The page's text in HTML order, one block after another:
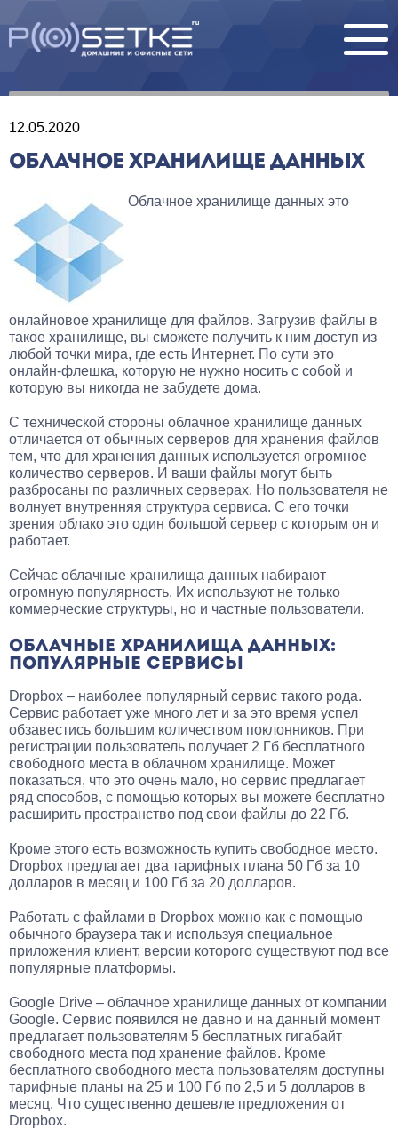
12.05.2020
ОБЛАЧНОЕ ХРАНИЛИЩЕ ДАННЫХ
Облачное хранилище данных это
онлайновое хранилище для файлов. Загрузив файлы в
такое хранилище, вы сможете получить к ним доступ из
любой точки мира, где есть Интернет. По сути это
онлайн-флешка, которую не нужно носить с собой и
которую вы никогда не забудете дома.
С технической стороны облачное хранилище данных
отличается от обычных серверов для хранения файлов
тем, что для хранения данных используется огромное
количество серверов. И ваши файлы могут быть
разбросаны по различных серверах. Но пользователя не
волнует внутренняя структура сервиса. С его точки
зрения облако это один большой сервер с которым он и
работает.
Сейчас облачные хранилища данных набирают
огромную популярность. Их используют не только
коммерческие структуры, но и частные пользователи.
ОБЛАЧНЫЕ ХРАНИЛИЩА ДАННЫХ:
ПОПУЛЯРНЫЕ СЕРВИСЫ
Dropbox – наиболее популярный сервис такого рода.
Сервис работает уже много лет и за это время успел
обзавестись большим количеством поклонников. При
регистрации пользователь получает 2 Гб бесплатного
свободного места в облачном хранилище. Может
показаться, что это очень мало, но сервис предлагает
ряд способов, с помощью которых вы можете бесплатно
расширить пространство под свои файлы до 22 Гб.
Кроме этого есть возможность купить свободное место.
Dropbox предлагает два тарифных плана 50 Гб за 10
долларов в месяц и 100 Гб за 20 долларов.
Работать с файлами в Dropbox можно как с помощью
обычного браузера так и используя специальное
приложения клиент, версии которого существуют под все
популярные платформы.
Google Drive – облачное хранилище данных от компании
Google. Сервис появился не давно и на данный момент
предлагает пользователям 5 бесплатных гигабайт
свободного места под хранение файлов. Кроме
бесплатного свободного места пользователям доступны
тарифные планы на 25 и 100 Гб по 2,5 и 5 долларов в
месяц. Что существенно дешевле предложения от
Dropbox.